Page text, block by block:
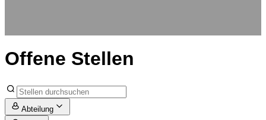
Offene Stellen
Abteilung